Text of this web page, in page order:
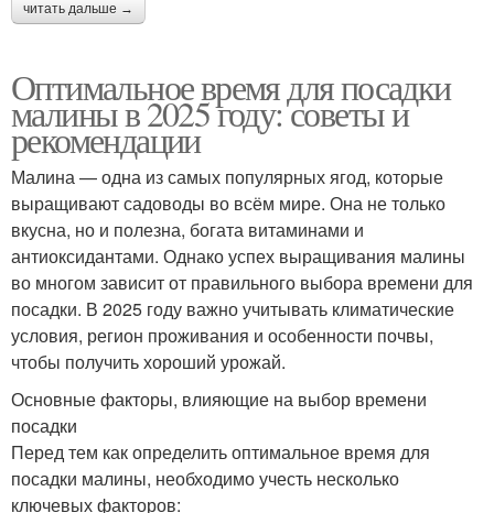
читать дальше →
Оптимальное время для посадки
малины в 2025 году: советы и
рекомендации
Малина — одна из самых популярных ягод, которые
выращивают садоводы во всём мире. Она не только
вкусна, но и полезна, богата витаминами и
антиоксидантами. Однако успех выращивания малины
во многом зависит от правильного выбора времени для
посадки. В 2025 году важно учитывать климатические
условия, регион проживания и особенности почвы,
чтобы получить хороший урожай.
Основные факторы, влияющие на выбор времени
посадки
Перед тем как определить оптимальное время для
посадки малины, необходимо учесть несколько
ключевых факторов: